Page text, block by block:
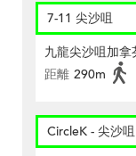
7-11 尖沙咀
九龍尖沙咀加
距離 290m
CircleK - 尖沙